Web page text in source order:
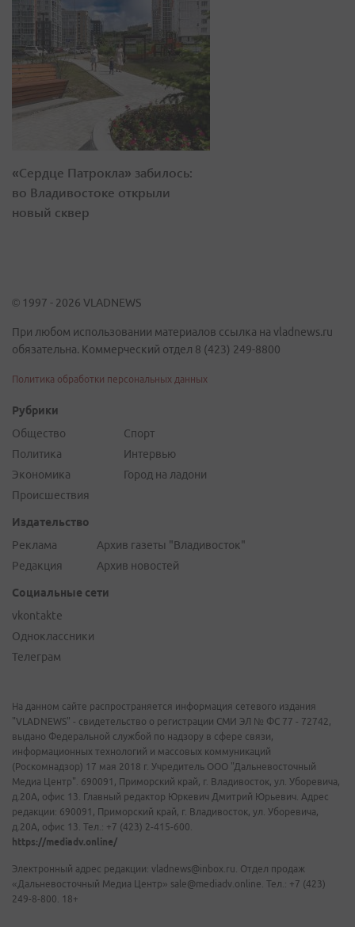
«Сердце Патрокла» забилось:
во Владивостоке открыли
новый сквер
© 1997 - 2026 VLADNEWS
При любом использовании материалов ссылка на vladnews.ru
обязательна. Коммерческий отдел 8 (423) 249-8800
Политика обработки персональных данных
Рубрики
Общество
Политика
Экономика
Происшествия
Спорт
Интервью
Город на ладони
Издательство
Реклама
Редакция
Архив газеты "Владивосток"
Архив новостей
Социальные сети
vkontakte
Одноклассники
Телеграм
На данном сайте распространяется информация сетевого издания
"VLADNEWS" - свидетельство о регистрации СМИ ЭЛ № ФС 77 - 72742,
выдано Федеральной службой по надзору в сфере связи,
информационных технологий и массовых коммуникаций
(Роскомнадзор) 17 мая 2018 г. Учредитель ООО "Дальневосточный
Медиа Центр". 690091, Приморский край, г. Владивосток, ул. Уборевича,
д.20А, офис 13. Главный редактор Юркевич Дмитрий Юрьевич. Адрес
редакции: 690091, Приморский край, г. Владивосток, ул. Уборевича,
д.20А, офис 13. Тел.: +7 (423) 2-415-600.
https://mediadv.online/
Электронный адрес редакции: vladnews@inbox.ru. Отдел продаж
«Дальневосточный Медиа Центр» sale@mediadv.online. Тел.: +7 (423)
249-8-800. 18+